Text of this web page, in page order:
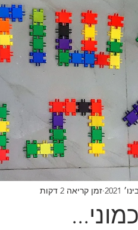
זמן קריאה 2 דקות